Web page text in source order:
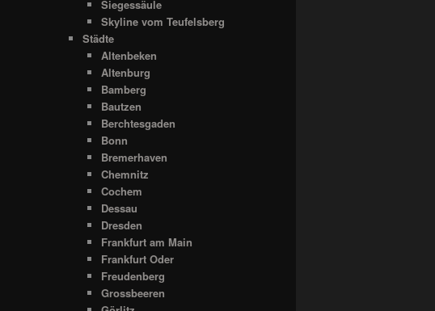
Siegessäule
Skyline vom Teufelsberg
Städte
Altenbeken
Altenburg
Bamberg
Bautzen
Berchtesgaden
Bonn
Bremerhaven
Chemnitz
Cochem
Dessau
Dresden
Frankfurt am Main
Frankfurt Oder
Freudenberg
Grossbeeren